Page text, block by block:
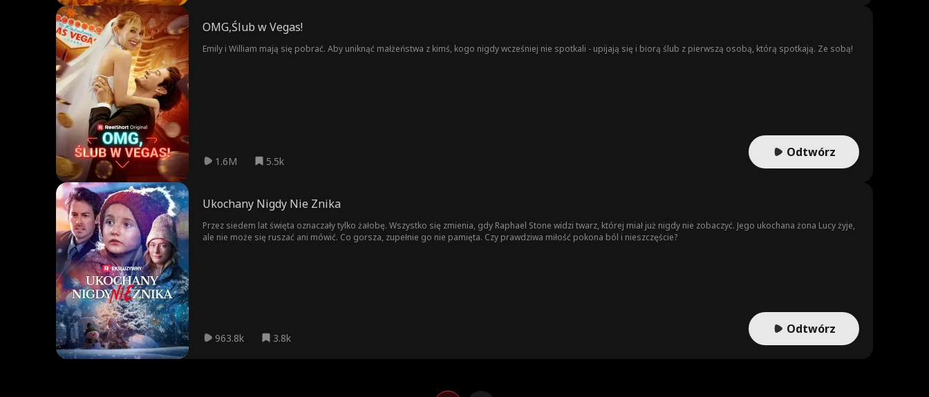
OMG,Ślub w Vegas!
Emily i William mają się pobrać. Aby uniknąć małżeństwa z kimś, kogo nigdy wcześniej nie spotkali - upijają się i biorą ślub z pierwszą osobą, którą spotkają. Ze sobą!
1.6M 5.5k
Odtwórz
Ukochany Nigdy Nie Znika
Przez siedem lat święta oznaczały tylko żałobę. Wszystko się zmienia, gdy Raphael Stone widzi twarz, której miał już nigdy nie zobaczyć. Jego ukochana żona Lucy żyje,
ale nie może się ruszać ani mówić. Co gorsza, zupełnie go nie pamięta. Czy prawdziwa miłość pokona ból i nieszczęście?
963.8k 3.8k
Odtwórz